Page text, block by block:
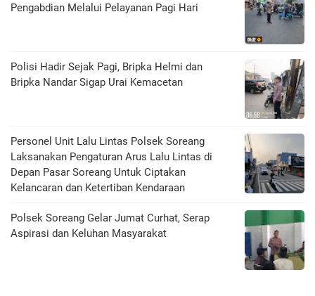
Pengabdian Melalui Pelayanan Pagi Hari
Polisi Hadir Sejak Pagi, Bripka Helmi dan
Bripka Nandar Sigap Urai Kemacetan
Personel Unit Lalu Lintas Polsek Soreang
Laksanakan Pengaturan Arus Lalu Lintas di
Depan Pasar Soreang Untuk Ciptakan
Kelancaran dan Ketertiban Kendaraan
Polsek Soreang Gelar Jumat Curhat, Serap
Aspirasi dan Keluhan Masyarakat